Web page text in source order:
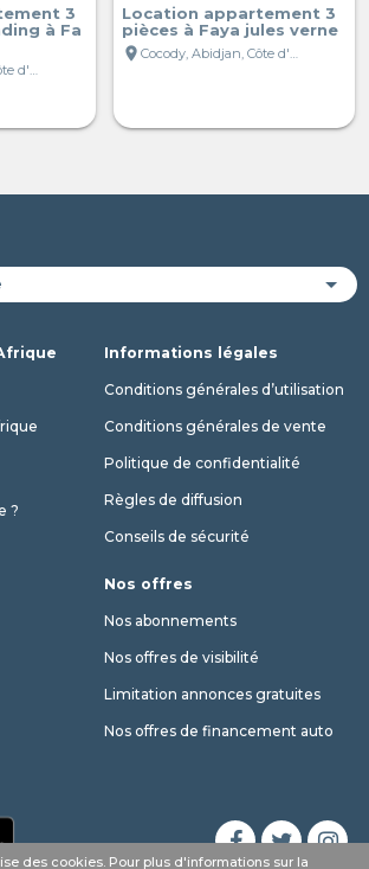
3
à Fa
Location appartement 3
pièces à Faya jules verne
location_on
des cookies. Pour plus d'informations sur la
?
Informations légales
Conditions générales d’utilisation
Conditions générales de vente
Politique de confidentialité
Règles de diffusion
Conseils de sécurité
Nos offres
Nos abonnements
Nos offres de visibilité
Limitation annonces gratuites
Nos offres de financement auto